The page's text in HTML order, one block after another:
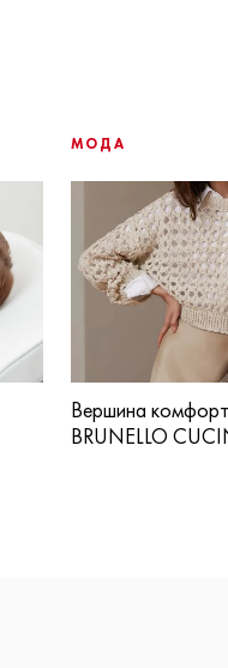
МОДА
Вершина
BRUNELLO